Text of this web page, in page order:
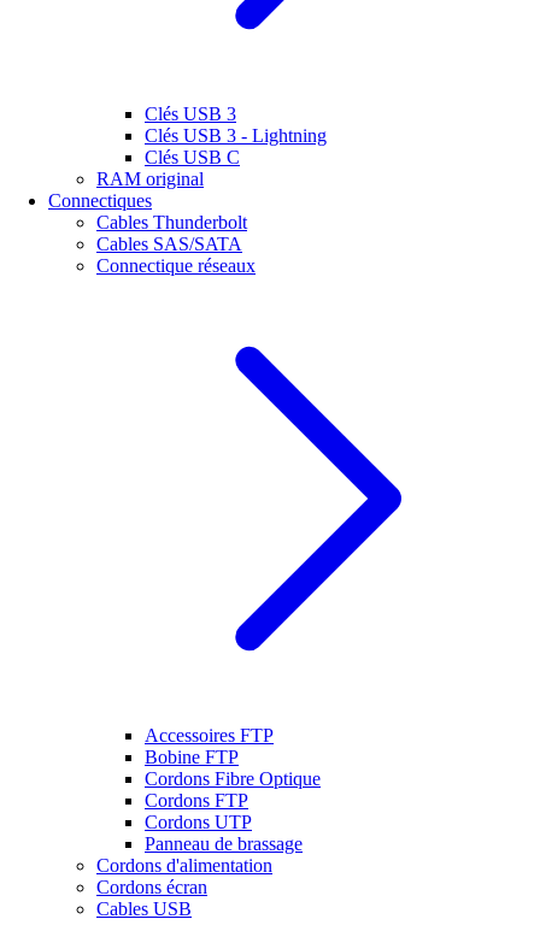
Clés USB 3
Clés USB 3 - Lightning
Clés USB C
RAM original
Connectiques
Cables Thunderbolt
Cables SAS/SATA
Connectique réseaux
Accessoires FTP
Bobine FTP
Cordons Fibre Optique
Cordons FTP
Cordons UTP
Panneau de brassage
Cordons d'alimentation
Cordons écran
Cables USB